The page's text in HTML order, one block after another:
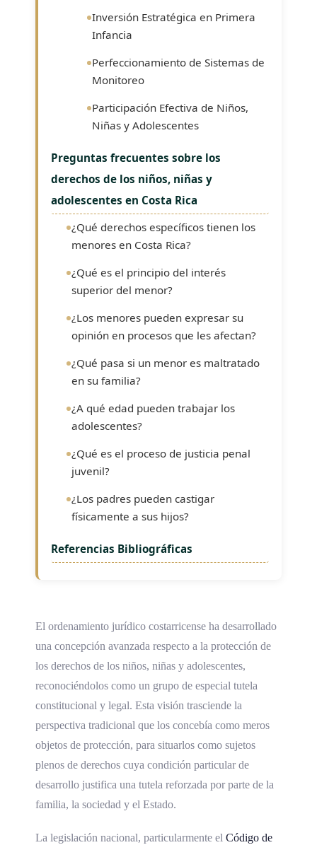
Inversión Estratégica en Primera
Infancia
Perfeccionamiento de Sistemas de
Monitoreo
Participación Efectiva de Niños,
Niñas y Adolescentes
Preguntas frecuentes sobre los
derechos de los niños, niñas y
adolescentes en Costa Rica
¿Qué derechos específicos tienen los
menores en Costa Rica?
¿Qué es el principio del interés
superior del menor?
¿Los menores pueden expresar su
opinión en procesos que les afectan?
¿Qué pasa si un menor es maltratado
en su familia?
¿A qué edad pueden trabajar los
adolescentes?
¿Qué es el proceso de justicia penal
juvenil?
¿Los padres pueden castigar
físicamente a sus hijos?
Referencias Bibliográficas
El ordenamiento jurídico costarricense ha desarrollado
una concepción avanzada respecto a la protección de
los derechos de los niños, niñas y adolescentes,
reconociéndolos como un grupo de especial tutela
constitucional y legal. Esta visión trasciende la
perspectiva tradicional que los concebía como meros
objetos de protección, para situarlos como sujetos
plenos de derechos cuya condición particular de
desarrollo justifica una tutela reforzada por parte de la
familia, la sociedad y el Estado.
La legislación nacional, particularmente el Código de